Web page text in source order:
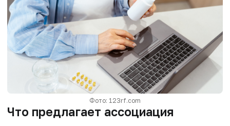
Фото: 123rf.com
Что предлагает ассоциация